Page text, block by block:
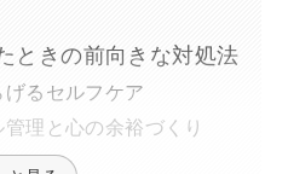
ときの前向きな対処法
るセルフケア
理と心の余裕づくり